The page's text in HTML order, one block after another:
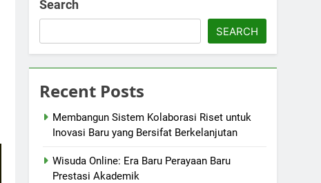
Search
SEARCH
Recent Posts
Membangun Sistem Kolaborasi Riset untuk
Inovasi Baru yang Bersifat Berkelanjutan
Wisuda Online: Era Baru Perayaan Baru
Prestasi Akademik